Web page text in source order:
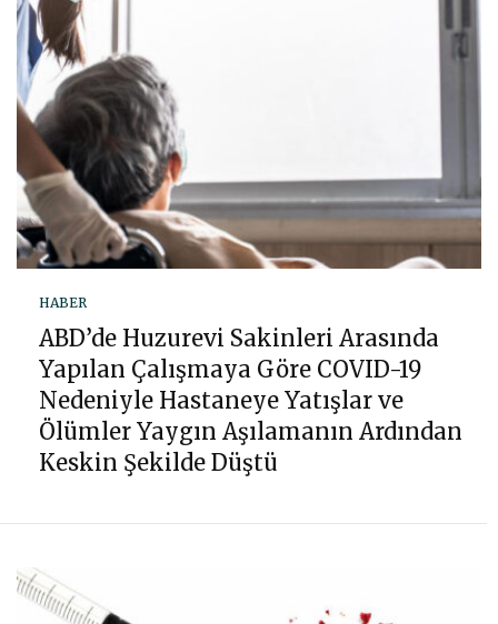
HABER
ABD’de Huzurevi Sakinleri Arasında
Yapılan Çalışmaya Göre COVID-19
Nedeniyle Hastaneye Yatışlar ve
Ölümler Yaygın Aşılamanın Ardından
Keskin Şekilde Düştü